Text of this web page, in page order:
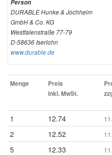
Person
DURABLE Hunke & Jochheim
GmbH & Co. KG
Westfalenstraße 77-79
D-58636 Iserlohn
www.durable.de
Menge
Preis
inkl. MwSt.
1 12.74
2 12.52
5 12.33